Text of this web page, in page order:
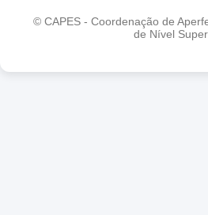
© CAPES - Coordenação de
de Nível